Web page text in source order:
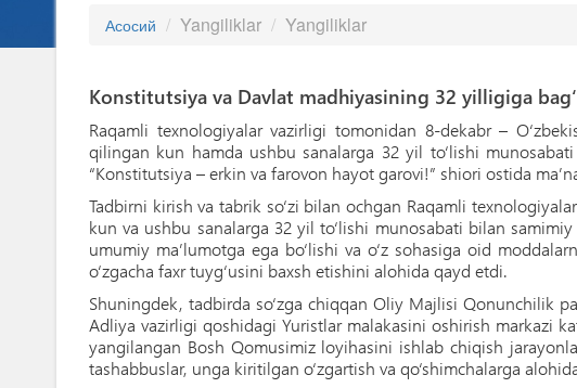
Асосий Yangiliklar Yangiliklar
Konstitutsiya va Davlat madhiyasining 32 yilligiga
Raqamli texnologiyalar vazirligi tomonidan 8-dekabr –
qilingan kun hamda ushbu sanalarga 32 yil to‘lishi
“Konstitutsiya – erkin va farovon hayot garovi!” shiori ostida
Tadbirni kirish va tabrik so‘zi bilan ochgan Raqamli
kun va ushbu sanalarga 32 yil to‘lishi munosabati bilan
umumiy ma’lumotga ega bo‘lishi va o‘z sohasiga oid
o‘zgacha faxr tuyg‘usini baxsh etishini alohida qayd etdi.
Shuningdek, tadbirda so‘zga chiqqan Oliy Majlisi Qonunchilik
Adliya vazirligi qoshidagi Yuristlar malakasini oshirish markazi
yangilangan Bosh Qomusimiz loyihasini ishlab chiqish
tashabbuslar, unga kiritilgan o‘zgartish va qo‘shimchalarga